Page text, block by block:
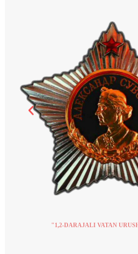
"1,2-DARAJALI VATAN